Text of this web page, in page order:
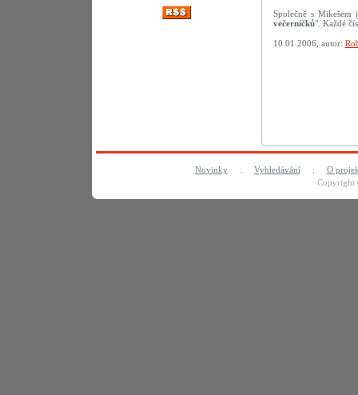
Společně s
večerníčků". Každé
10.01.2006, autor:
Novinky: Vyhledávání: O
Copyright